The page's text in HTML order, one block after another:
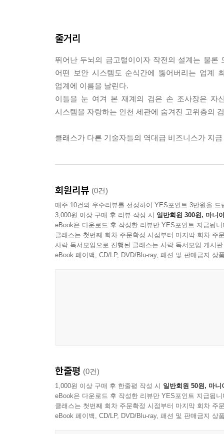
줄거리
뛰어난 두뇌의 금고털이이자 작전의 설계는 물
어떤 보안 시스템도 순식간에 뚫어버리는 업계
업계에 이름을 날린다.
이들을 눈 여겨 본 재계의 검은 손 조사장은 자
시스템을 자랑하는 인천 세관에 숨겨진 고위층의
클래스가 다른 기술자들의 역대급 비즈니스가 지
회원리뷰 (0건)
매주 10건의 우수리뷰를 선정하여 YES포인트 3만원을 드
3,000원 이상 구매 후 리뷰 작성 시 일반회원 300원, 마니
eBook은 다운로드 후 작성한 리뷰만 YES포인트 지급됩니
클래스는 첫번째 회차 주문확정 시점부터 마지막 회차 주
사락 독서모임으로 진행된 클래스는 사락 독서모임 게시
eBook 페이백, CD/LP, DVD/Blu-ray, 패션 및 판매금지 상
한줄평 (0건)
1,000원 이상 구매 후 한줄평 작성 시 일반회원 50원, 마니
eBook은 다운로드 후 작성한 리뷰만 YES포인트 지급됩니
클래스는 첫번째 회차 주문확정 시점부터 마지막 회차 주
eBook 페이백, CD/LP, DVD/Blu-ray, 패션 및 판매금지 상